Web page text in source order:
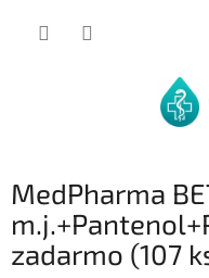
MedPharma
zadarmo (107